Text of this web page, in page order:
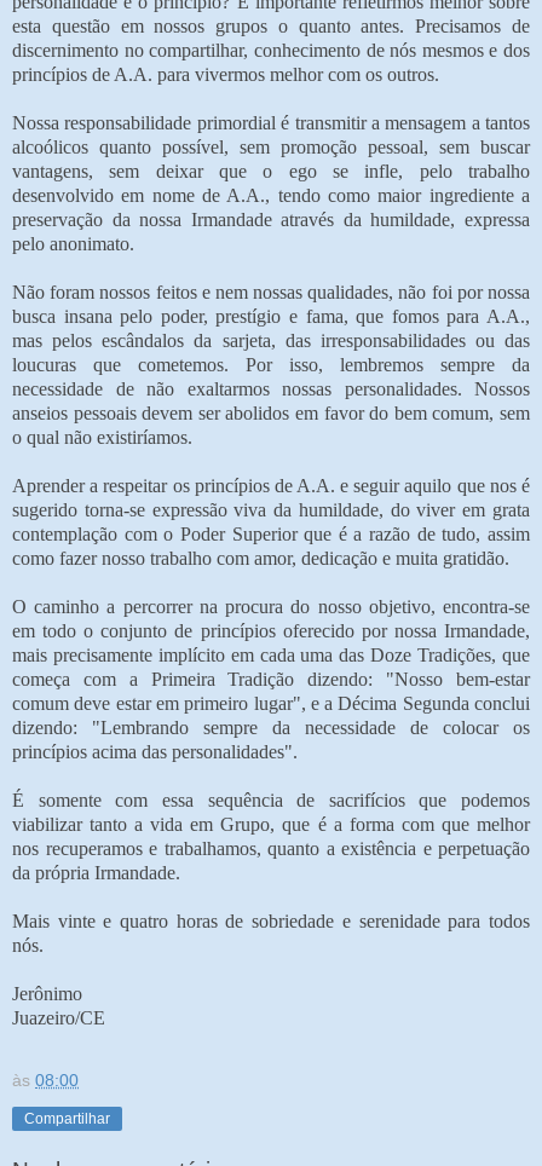
esta questão em nossos grupos o quanto antes. Precisamos de
discernimento no compartilhar, conhecimento de nós mesmos e dos
princípios de A.A. para vivermos melhor com os outros.
Nossa responsabilidade primordial é transmitir a mensagem a tantos
alcoólicos quanto possível, sem promoção pessoal, sem buscar
vantagens, sem deixar que o ego se infle, pelo trabalho
desenvolvido em nome de A.A., tendo como maior ingrediente a
preservação da nossa Irmandade através da humildade, expressa
pelo anonimato.
Não foram nossos feitos e nem nossas qualidades, não foi por nossa
busca insana pelo poder, prestígio e fama, que fomos para A.A.,
mas pelos escândalos da sarjeta, das irresponsabilidades ou das
loucuras que cometemos. Por isso, lembremos sempre da
necessidade de não exaltarmos nossas personalidades. Nossos
anseios pessoais devem ser abolidos em favor do bem comum, sem
o qual não existiríamos.
Aprender a respeitar os princípios de A.A. e seguir aquilo que nos é
sugerido torna-se expressão viva da humildade, do viver em grata
contemplação com o Poder Superior que é a razão de tudo, assim
como fazer nosso trabalho com amor, dedicação e muita gratidão.
O caminho a percorrer na procura do nosso objetivo, encontra-se
em todo o conjunto de princípios oferecido por nossa Irmandade,
mais precisamente implícito em cada uma das Doze Tradições, que
começa com a Primeira Tradição dizendo: "Nosso bem-estar
comum deve estar em primeiro lugar", e a Décima Segunda conclui
dizendo: "Lembrando sempre da necessidade de colocar os
princípios acima das personalidades".
É somente com essa sequência de sacrifícios que podemos
viabilizar tanto a vida em Grupo, que é a forma com que melhor
nos recuperamos e trabalhamos, quanto a existência e perpetuação
da própria Irmandade.
Mais vinte e quatro horas de sobriedade e serenidade para todos
nós.
Jerônimo
Juazeiro/CE
às 08:00
Compartilhar